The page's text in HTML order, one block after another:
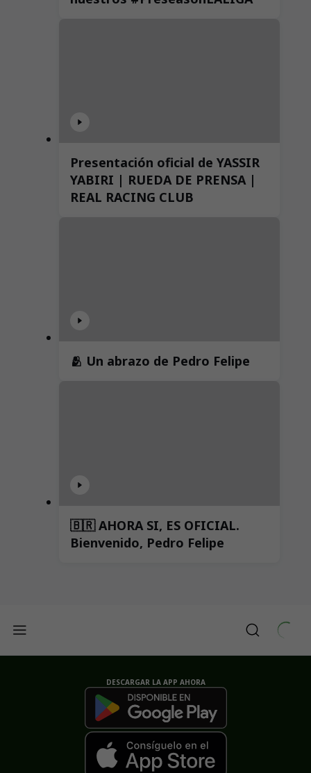
Presentación oficial de YASSIR
YABIRI | RUEDA DE PRENSA |
REAL RACING CLUB
🫂 Un abrazo de Pedro Felipe
🇧🇷 AHORA SI, ES OFICIAL.
Bienvenido, Pedro Felipe
DESCARGAR LA APP AHORA